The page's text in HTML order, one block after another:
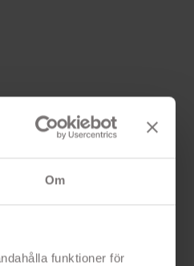
Om
funktioner för